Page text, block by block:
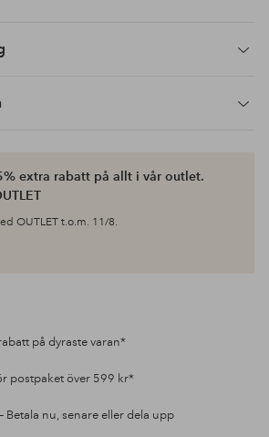
extra rabatt på allt i vår outlet.
OUTLET t.o.m. 11/8.
på dyraste varan*
postpaket över 599 kr*
Betala nu, senare eller dela upp